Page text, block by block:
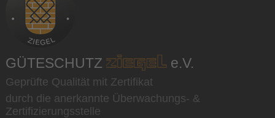
GÜTESCHUTZ e.V.
Geprüfte Qualität mit Zertifikat
durch die anerkannte Überwachungs- &
Zertifizierungsstelle